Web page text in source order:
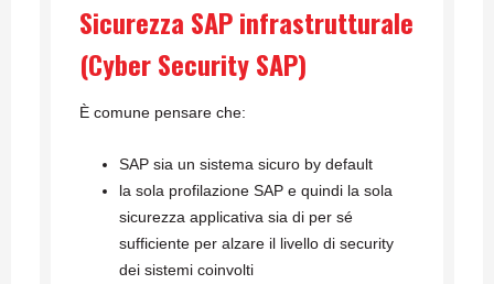
Sicurezza SAP infrastrutturale
(Cyber Security SAP)
È comune pensare che:
SAP sia un sistema sicuro by default
la sola profilazione SAP e quindi la sola
sicurezza applicativa sia di per sé
sufficiente per alzare il livello di security
dei sistemi coinvolti